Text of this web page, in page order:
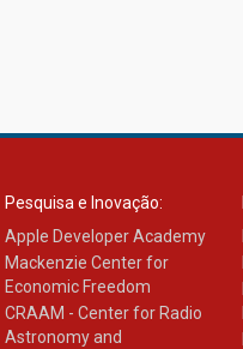
Pesquisa e Inovação:
Apple Developer Academy
Mackenzie Center for
Economic Freedom
CRAAM - Center for Radio
Astronomy and